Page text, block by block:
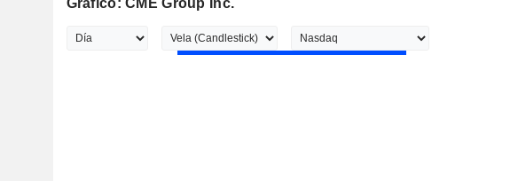
Gráfico: CME Group Inc.